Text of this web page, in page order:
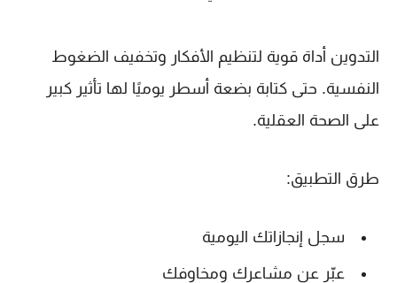
التدوين أداة قوية لتنظيم الأفكار وتخفيف الضغوط
النفسية. حتى كتابة بضعة أسطر يوميًا لها تأثير كبير
على الصحة العقلية.
طرق التطبيق:
سجل إنجازاتك اليومية
عبّر عن مشاعرك ومخاوفك